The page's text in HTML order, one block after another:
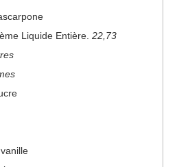
Liquide Entière. 22,73